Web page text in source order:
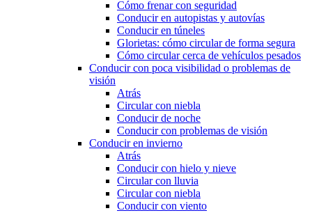
Cómo frenar con seguridad
Conducir en autopistas y autovías
Conducir en túneles
Glorietas: cómo circular de forma segura
Cómo circular cerca de vehículos pesados
Conducir con poca visibilidad o problemas de
visión
Atrás
Circular con niebla
Conducir de noche
Conducir con problemas de visión
Conducir en invierno
Atrás
Conducir con hielo y nieve
Circular con lluvia
Circular con niebla
Conducir con viento